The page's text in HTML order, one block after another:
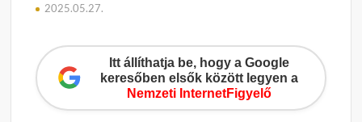
2025.05.27.
Itt állíthatja be, hogy a Google
keresőben elsők között legyen a
Nemzeti InternetFigyelő